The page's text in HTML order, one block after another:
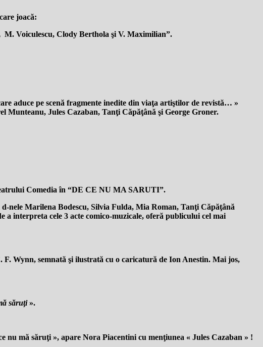
joacă:
M. Voiculescu, Clody Berthola şi V. Maximilian”.
aduce pe scenă fragmente inedite din viaţa artiştilor de revistă… »
Jules Cazaban, Tanţi Căpăţână şi George Groner.
Comedia în “DE CE NU MA SARUTI”.
nele Marilena Bodescu, Silvia Fulda, Mia Roman, Tanţi Căpăţână
interpreta cele 3 acte comico-muzicale, oferă publicului cel mai
Wynn, semnată şi ilustrată cu o caricatură de Ion Anestin. Mai jos,
săruţi».
mă săruţi », apare Nora Piacentini cu menţiunea « Jules Cazaban » !